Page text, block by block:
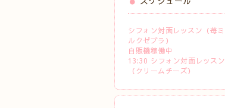
シフォン対面レッスン（苺ミ
ルクゼブラ）
自販機稼働中
13:30 シフォン対面レッスン
（クリームチーズ）